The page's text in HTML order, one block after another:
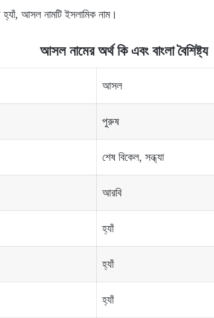
আসল নামটি ইসলামিক নাম।
আসল নামের অর্থ কি এবং বাংলা বৈশিষ্ট্য
আসল
পুরুষ
শেষ বিকেল, সন্ধ্যা
আরবি
হ্যাঁ
হ্যাঁ
হ্যাঁ